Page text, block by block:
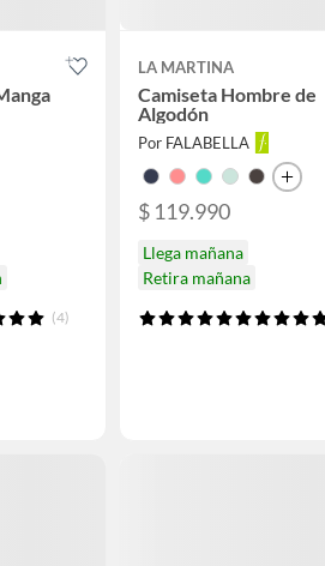
(4)
LA MARTINA
Camiseta Hombre de
Algodón
Por FALABELLA
$ 119.990
Llega mañana
Retira mañana